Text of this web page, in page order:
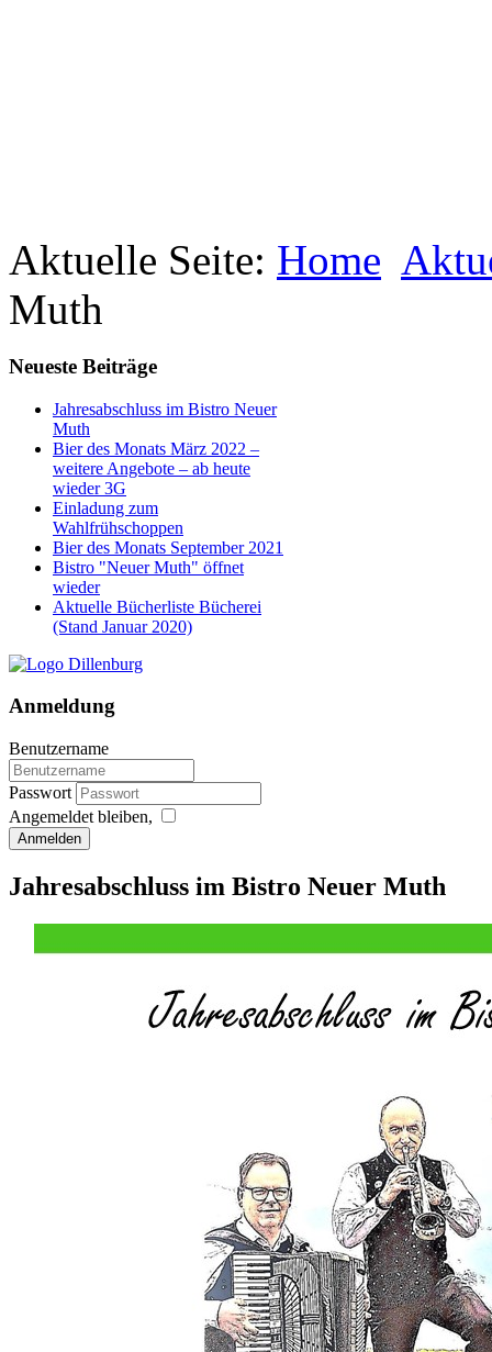
Aktuelle Seite: Home
Muth
Neueste Beiträge
Jahresabschluss im Bistro Neuer
Muth
Bier des Monats März 2022 –
weitere Angebote – ab heute
wieder 3G
Einladung zum
Wahlfrühschoppen
Bier des Monats September 2021
Bistro "Neuer Muth" öffnet
wieder
Aktuelle Bücherliste Bücherei
(Stand Januar 2020)
Anmeldung
Benutzername
Passwort
Angemeldet bleiben,
Anmelden
Jahresabschluss im Bistro Neuer Muth